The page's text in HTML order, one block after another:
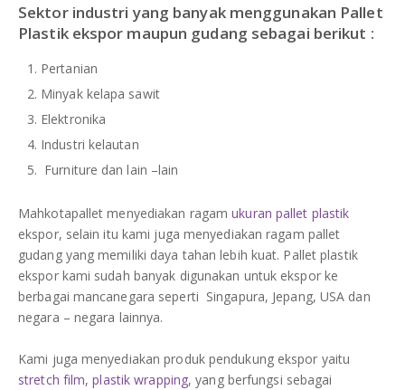
Sektor industri yang banyak menggunakan Pallet
Plastik ekspor maupun gudang sebagai berikut :
Pertanian
Minyak kelapa sawit
Elektronika
Industri kelautan
Furniture dan lain –lain
Mahkotapallet menyediakan ragamukuran pallet plastik
ekspor, selain itu kami juga menyediakan ragam pallet
gudang yang memiliki daya tahan lebih kuat. Pallet plastik
ekspor kami sudah banyak digunakan untuk ekspor ke
berbagai mancanegara seperti Singapura, Jepang, USA dan
negara – negara lainnya.
Kami juga menyediakan produk pendukung ekspor yaitu
stretch film, plastik wrapping, yang berfungsi sebagai